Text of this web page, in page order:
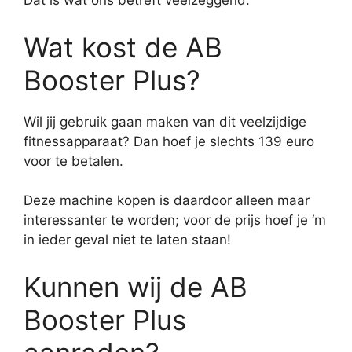
Wat kost de AB
Booster Plus?
Wil jij gebruik gaan maken van dit veelzijdige
fitnessapparaat? Dan hoef je slechts 139 euro
voor te betalen.
Deze machine kopen is daardoor alleen maar
interessanter te worden; voor de prijs hoef je ‘m
in ieder geval niet te laten staan!
Kunnen wij de AB
Booster Plus